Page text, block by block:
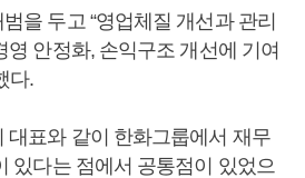
을 두고 “영업체질 개선과 관리
영 안정화, 손익구조 개선에 기여
다.
대표와 같이 한화그룹에서 재무
있다는 점에서 공통점이 있었으